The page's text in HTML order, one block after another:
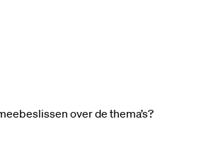
over de thema’s?